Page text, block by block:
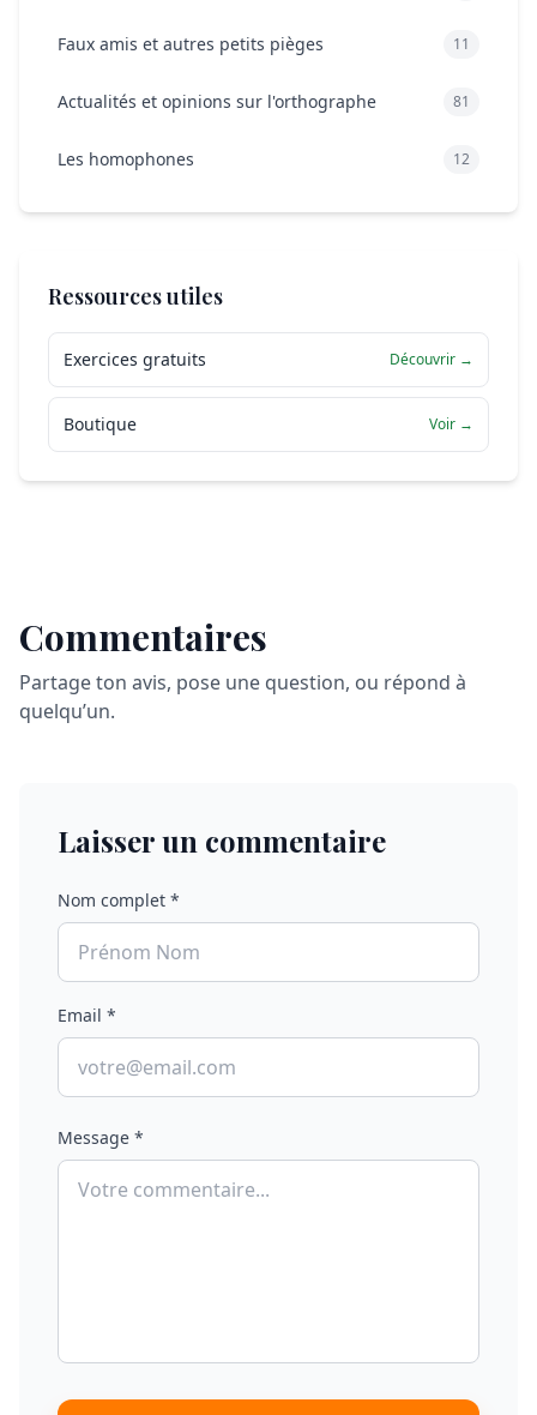
Faux amis et autres petits pièges 11
Actualités et opinions sur l'orthographe 81
Les homophones 12
Ressources utiles
Exercices gratuits Découvrir →
Boutique Voir →
Commentaires
Partage ton avis, pose une question, ou répond à
quelqu’un.
Laisser un commentaire
Nom complet *
Email *
Message *